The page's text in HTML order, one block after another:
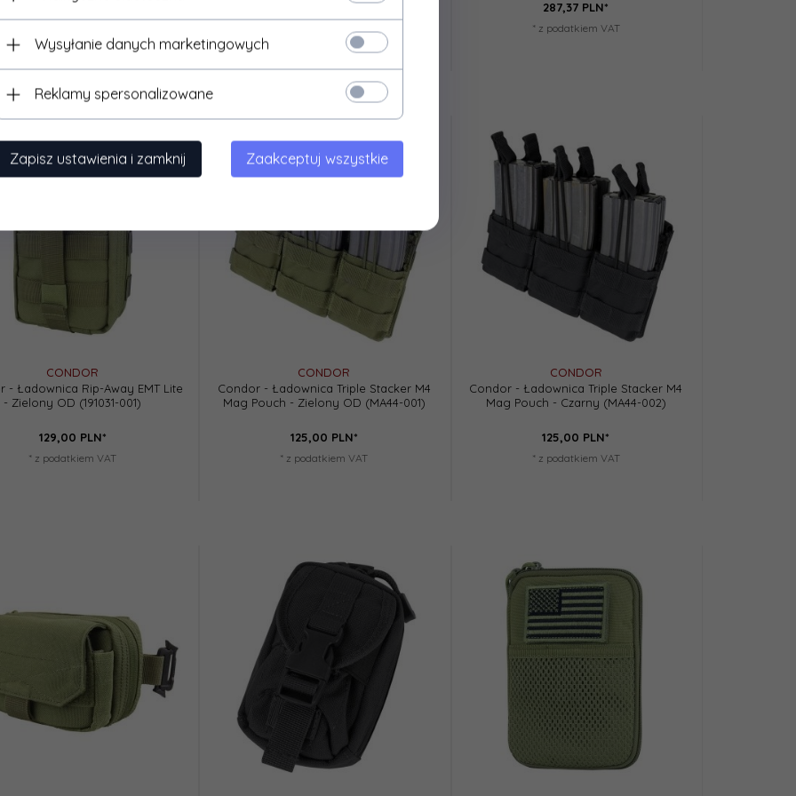
00 PLN* 287,37 PLN*
* z podatkiem VAT
CONDOR
- Ładownica Rip-Away EMT Lite
- Zielony OD (191031-001)
129,00 PLN*
* z podatkiem VAT
CONDOR
Condor - Ładownica Triple Stacker M4
Mag Pouch - Zielony OD (MA44-001)
125,00 PLN*
* z podatkiem VAT
CONDOR
Condor - Ładownica Triple Stacker M4
Mag Pouch - Czarny (MA44-002)
125,00 PLN*
* z podatkiem VAT
Wysyłanie danych marketingowych
Reklamy spersonalizowane
Zapisz ustawienia i zamknij Zaakceptuj wszystkie